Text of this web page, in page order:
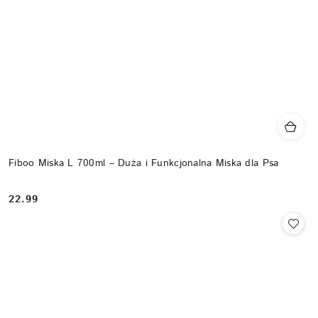
Fiboo Miska L 700ml – Duża i Funkcjonalna Miska dla Psa
Cena:
22.99